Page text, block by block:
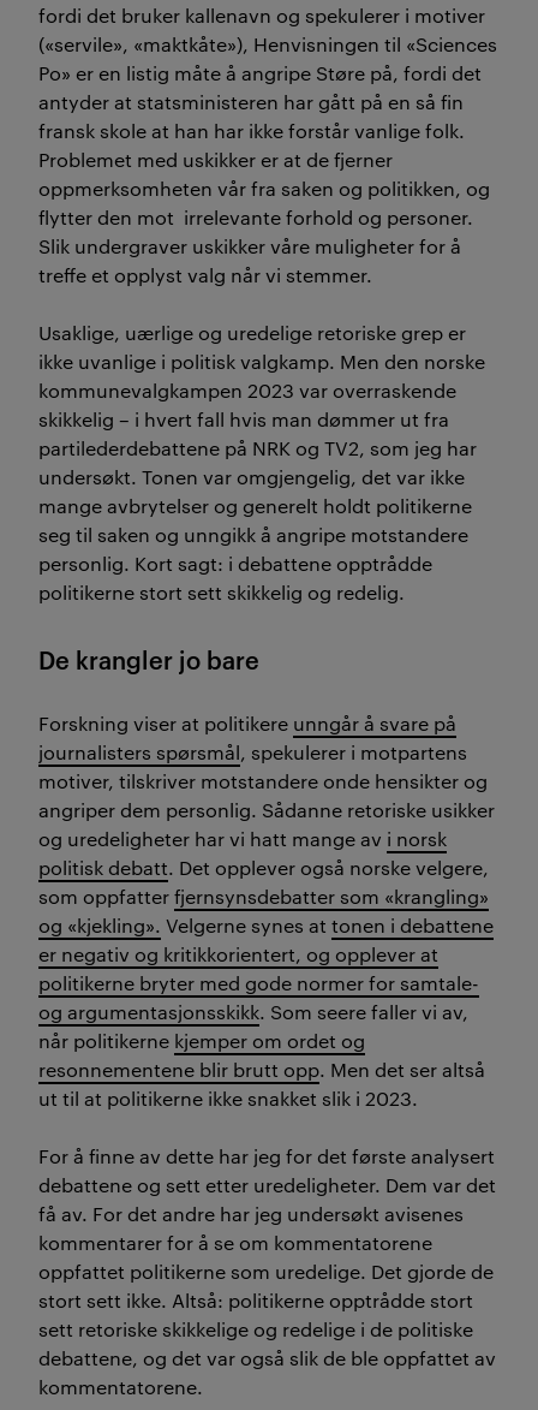
fordi det bruker kallenavn og spekulerer i motiver
(«servile», «maktkåte»), Henvisningen til «Sciences
Po» er en listig måte å angripe Støre på, fordi det
antyder at statsministeren har gått på en så fin
fransk skole at han har ikke forstår vanlige folk.
Problemet med uskikker er at de fjerner
oppmerksomheten vår fra saken og politikken, og
flytter den mot irrelevante forhold og personer.
Slik undergraver uskikker våre muligheter for å
treffe et opplyst valg når vi stemmer.
Usaklige, uærlige og uredelige retoriske grep er
ikke uvanlige i politisk valgkamp. Men den norske
kommunevalgkampen 2023 var overraskende
skikkelig – i hvert fall hvis man dømmer ut fra
partilederdebattene på NRK og TV2, som jeg har
undersøkt. Tonen var omgjengelig, det var ikke
mange avbrytelser og generelt holdt politikerne
seg til saken og unngikk å angripe motstandere
personlig. Kort sagt: i debattene opptrådde
politikerne stort sett skikkelig og redelig.
De krangler jo bare
Forskning viser at politikere unngår å svare på
journalisters spørsmål, spekulerer i motpartens
motiver, tilskriver motstandere onde hensikter og
angriper dem personlig. Sådanne retoriske usikker
og uredeligheter har vi hatt mange av i norsk
politisk debatt. Det opplever også norske velgere,
som oppfatterfjernsynsdebatter som «krangling»
og «kjekling». Velgerne synes at tonen i debattene
er negativ og kritikkorientert, og opplever at
politikerne bryter med gode normer for samtale-
og argumentasjonsskikk. Som seere faller vi av,
når politikerne kjemper om ordet og
resonnementene blir brutt opp. Men det ser altså
ut til at politikerne ikke snakket slik i 2023.
For å finne av dette har jeg for det første analysert
debattene og sett etter uredeligheter. Dem var det
få av. For det andre har jeg undersøkt avisenes
kommentarer for å se om kommentatorene
oppfattet politikerne som uredelige. Det gjorde de
stort sett ikke. Altså: politikerne opptrådde stort
sett retoriske skikkelige og redelige i de politiske
debattene, og det var også slik de ble oppfattet av
kommentatorene.